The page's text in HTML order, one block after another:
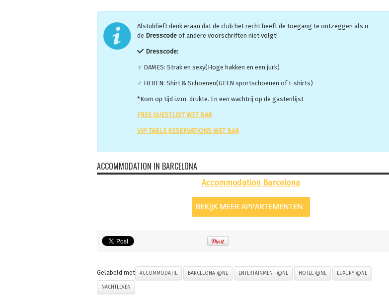
Alstublieft denk eraan dat de club het recht heeft de toegang te ontzeggen als u
de Dresscode of andere voorschriften niet volgt!
Dresscode:
♀ DAMES: Strak en sexy(Hoge hakken en een jurk)
♂ HEREN: Shirt & Schoenen(GEEN sportschoenen of t-shirts)
*Kom op tijd i.v.m. drukte. En een wachtrij op de gastenlijst
FREE GUESTLIST WET BAR
VIP TABLE RESERVATIONS WET BAR
ACCOMMODATION IN BARCELONA
Accommodation Barcelona
Gelabeld met ACCOMMODATIE BARCELONA @NL ENTERTAINMENT @NL HOTEL @NL LUXURY @NL
NACHTLEVEN